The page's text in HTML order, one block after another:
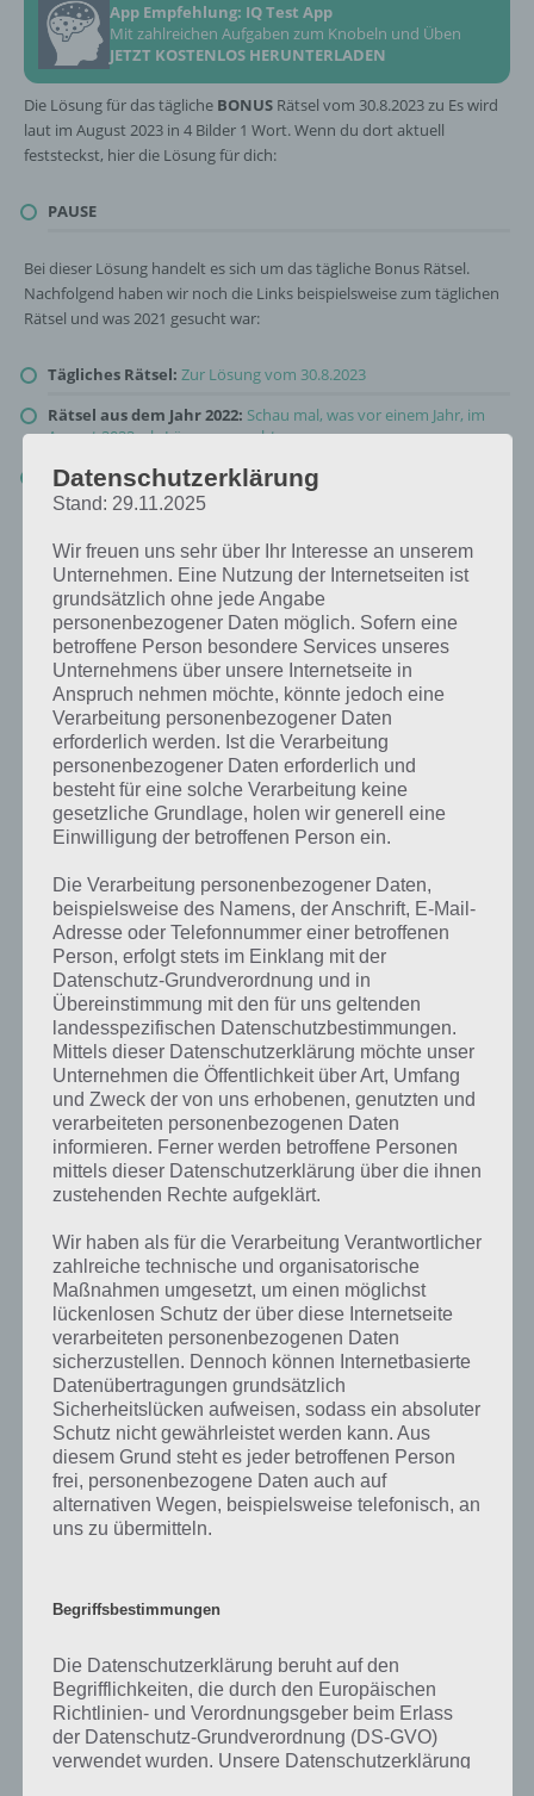
App Empfehlung: IQ Test App
Mit zahlreichen Aufgaben zum Knobeln und Üben
JETZT KOSTENLOS HERUNTERLADEN
Die Lösung für das tägliche BONUS Rätsel vom 30.8.2023 zu Es wird
laut im August 2023 in 4 Bilder 1 Wort. Wenn du dort aktuell
feststeckst, hier die Lösung für dich:
PAUSE
Bei dieser Lösung handelt es sich um das tägliche Bonus Rätsel.
Nachfolgend haben wir noch die Links beispielsweise zum täglichen
Rätsel und was 2021 gesucht war:
Tägliches Rätsel: Zur Lösung vom 30.8.2023
Rätsel aus dem Jahr 2022: Schau mal, was vor einem Jahr, im
August 2022, als Lösung gesucht war
Zur Übersicht :4 Bilder 1 Wort Lösungen zu Es wird laut im
August 2023
Kurze Begriffserklärung zur Lösung
Pause
Bilder 1 Wort, doch welche Bedeutung hat dieses eigentlich und was
gibt es dazu zu wissen? Passt das Wort auch zu Es wird laut? Zu
bestimmten Lösungen präsentieren wir daher auch immer eine
kurze Begriffserklärung!
Zu Pause haben wir zunächst keine weiteren Informationen parat!
Auf WhatsApp teilen Teilen auf Facebook
Mehr Artikel hier auf Touchportal
Datenschutzerklärung
Stand: 29.11.2025
Wir freuen uns sehr über Ihr Interesse an unserem
Unternehmen. Eine Nutzung der Internetseiten ist
grundsätzlich ohne jede Angabe
personenbezogener Daten möglich. Sofern eine
betroffene Person besondere Services unseres
Unternehmens über unsere Internetseite in
Anspruch nehmen möchte, könnte jedoch eine
Verarbeitung personenbezogener Daten
erforderlich werden. Ist die Verarbeitung
personenbezogener Daten erforderlich und
besteht für eine solche Verarbeitung keine
gesetzliche Grundlage, holen wir generell eine
Einwilligung der betroffenen Person ein.
Die Verarbeitung personenbezogener Daten,
beispielsweise des Namens, der Anschrift, E-Mail-
Adresse oder Telefonnummer einer betroffenen
Person, erfolgt stets im Einklang mit der
Datenschutz-Grundverordnung und in
Übereinstimmung mit den für uns geltenden
landesspezifischen Datenschutzbestimmungen.
Mittels dieser Datenschutzerklärung möchte unser
Unternehmen die Öffentlichkeit über Art, Umfang
und Zweck der von uns erhobenen, genutzten und
verarbeiteten personenbezogenen Daten
informieren. Ferner werden betroffene Personen
mittels dieser Datenschutzerklärung über die ihnen
zustehenden Rechte aufgeklärt.
Wir haben als für die Verarbeitung Verantwortlicher
zahlreiche technische und organisatorische
Maßnahmen umgesetzt, um einen möglichst
lückenlosen Schutz der über diese Internetseite
verarbeiteten personenbezogenen Daten
sicherzustellen. Dennoch können Internetbasierte
Datenübertragungen grundsätzlich
Sicherheitslücken aufweisen, sodass ein absoluter
Schutz nicht gewährleistet werden kann. Aus
diesem Grund steht es jeder betroffenen Person
frei, personenbezogene Daten auch auf
alternativen Wegen, beispielsweise telefonisch, an
uns zu übermitteln.
Begriffsbestimmungen
Die Datenschutzerklärung beruht auf den
Begrifflichkeiten, die durch den Europäischen
Richtlinien- und Verordnungsgeber beim Erlass
der Datenschutz-Grundverordnung (DS-GVO)
verwendet wurden. Unsere Datenschutzerklärung